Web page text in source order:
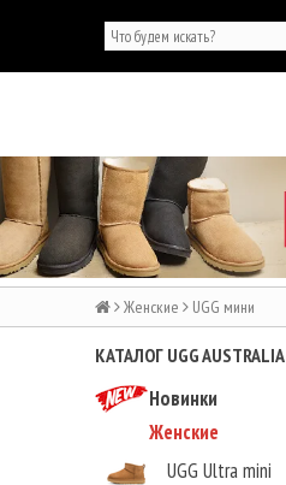
Женские UGG мини
КАТАЛОГ UGG AUSTRALIA
Новинки
Женские
UGG Ultra mini